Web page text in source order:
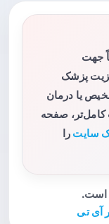
جهت
پزشک
یا درمان
کامل‌تر، صفحه
سایت را
آی تی